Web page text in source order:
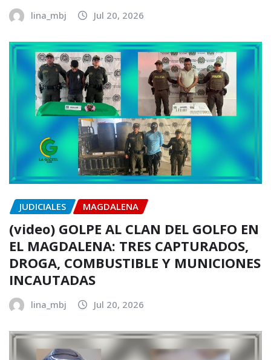
lina_mbj Jul 20, 2026
JUDICIALES MAGDALENA
(video) GOLPE AL CLAN DEL GOLFO EN
EL MAGDALENA: TRES CAPTURADOS,
DROGA, COMBUSTIBLE Y MUNICIONES
INCAUTADAS
lina_mbj Jul 20, 2026